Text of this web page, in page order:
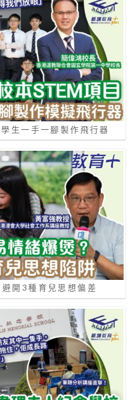
生一手一腳製作飛行器
開3種育兒思想偏差